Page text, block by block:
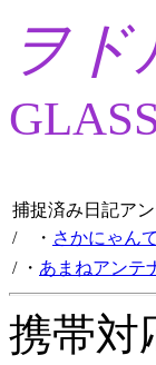
ヲ
捕捉済み日記ア
/ ・ さかにゃん
/ ・ あまねアンテ
携帯対